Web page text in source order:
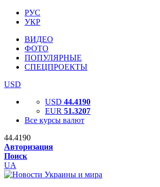
РУС
УКР
ВИДЕО
ФОТО
ПОПУЛЯРНЫЕ
СПЕЦПРОЕКТЫ
USD
USD 44.4190
EUR 51.3207
Все курсы валют
44.4190
Авторизация
Поиск
UA